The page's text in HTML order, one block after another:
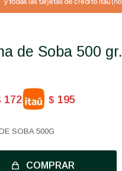
de Soba 500 gr.
172 $ 195
SOBA 500G
COMPRAR